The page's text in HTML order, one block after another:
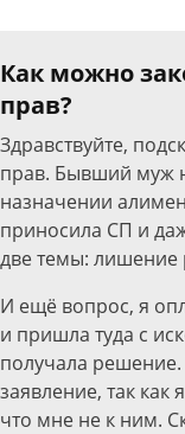
Как можно
прав?
Здравствуйте,
прав. Бывший муж
назначении
приносила СП и
две темы: лишение
И ещё вопрос, я
и пришла туда с
получала решение.
заявление, так
что мне не к ним.